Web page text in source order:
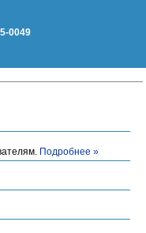
0049
Подробнее »